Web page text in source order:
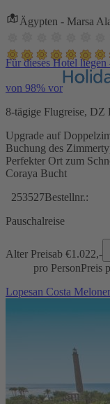
Ägypten - Marsa
Für dieses Hotel
von 98% vor
8-tägige Flugreise,
Upgrade auf
Buchung des
Perfekter Ort zum
Coraya Bucht
253527Bestellnr.:
Pauschalreise
Alter Preisab €1.022,-
pro PersonPreis
Lopesan Costa